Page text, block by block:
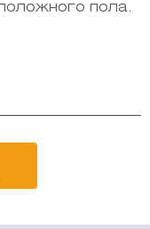
пола.